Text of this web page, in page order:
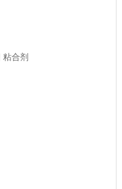
粘合剂